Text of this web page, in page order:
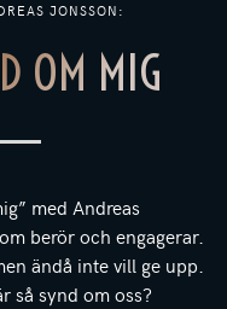
JONSSON:
OM MIG
med Andreas
berör och engagerar.
ändå inte vill ge upp.
så synd om oss?